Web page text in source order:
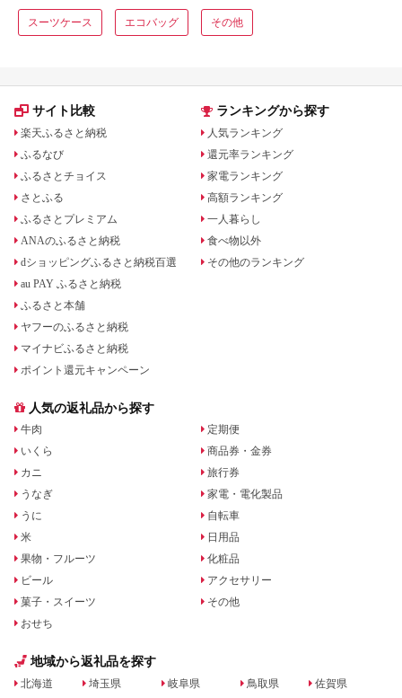
スーツケース エコバッグ その他
サイト比較
楽天ふるさと納税
ふるなび
ふるさとチョイス
さとふる
ふるさとプレミアム
ANAのふるさと納税
dショッピングふるさと納税百選
au PAY ふるさと納税
ふるさと本舗
ヤフーのふるさと納税
マイナビふるさと納税
ポイント還元キャンペーン
ランキングから探す
人気ランキング
還元率ランキング
家電ランキング
高額ランキング
一人暮らし
食べ物以外
その他のランキング
人気の返礼品から探す
牛肉
いくら
カニ
うなぎ
うに
米
果物・フルーツ
ビール
菓子・スイーツ
おせち
定期便
商品券・金券
旅行券
家電・電化製品
自転車
日用品
化粧品
アクセサリー
その他
地域から返礼品を探す
北海道
埼玉県
岐阜県
鳥取県
佐賀県